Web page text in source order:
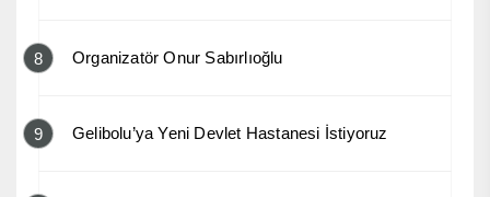
8 Organizatör Onur Sabırlıoğlu
9 Gelibolu’ya Yeni Devlet Hastanesi İstiyoruz